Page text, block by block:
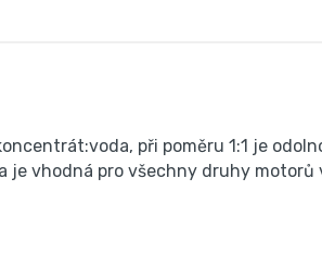
při poměru 1:1 je
je vhodná pro všechny druhy